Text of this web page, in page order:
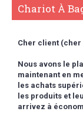
Chariot À
Cher client
Nous avons le
maintenant en
les achats
les produits et
arrivez à